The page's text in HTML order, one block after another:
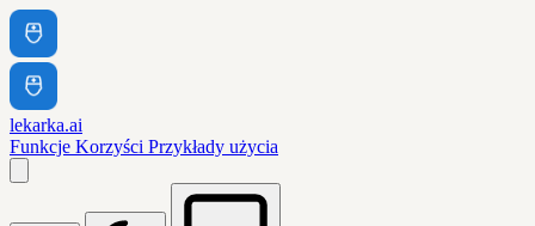
lekarka.ai
Funkcje Korzyści Przykłady użycia